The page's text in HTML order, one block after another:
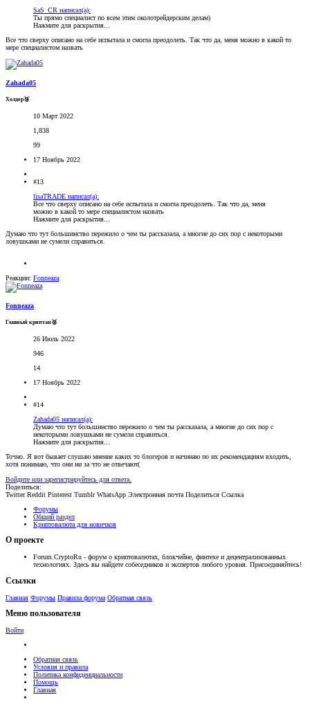
SaS_CR написал(а):
Ты прямо специалист по всем этим околотрейдерским делам)
Нажмите для раскрытия...
Все что сверху описано на себе испытала и смогла преодолеть. Так что да, меня можно в какой то
мере специалистом назвать
Zahada05
Холдер🥉
10 Март 2022
1,838
99
17 Ноябрь 2022
#13
lisaTRADE написал(а):
Все что сверху описано на себе испытала и смогла преодолеть. Так что да, меня
можно в какой то мере специалистом назвать
Нажмите для раскрытия...
Думаю что тут большинство пережило о чем ты рассказала, а многие до сих пор с некоторыми
ловушками не сумели справиться.
Реакции: Fonneaza
Fonneaza
Главный криптан🥈
26 Июль 2022
946
14
17 Ноябрь 2022
#14
Zahada05 написал(а):
Думаю что тут большинство пережило о чем ты рассказала, а многие до сих пор с
некоторыми ловушками не сумели справиться.
Нажмите для раскрытия...
Точно. Я вот бывает слушаю мнение каких то блогеров и начинаю по их рекомендациям входить,
хотя понимаю, что они ни за что не отвечают(
Войдите или зарегистрируйтесь для ответа.
Поделиться:
Twitter Reddit Pinterest Tumblr WhatsApp Электронная почта Поделиться Ссылка
Форумы
Общий раздел
Криптовалюта для новичков
О проекте
Forum.CryptoRu - форум о криптовалютах, блокчейне, финтехе и децентрализованных
технологиях. Здесь вы найдете собеседников и экспертов любого уровня. Присоединяйтесь!
Ссылки
Главная Форумы Правила форума Обратная связь
Меню пользователя
Войти
Обратная связь
Условия и правила
Политика конфиденциальности
Помощь
Главная